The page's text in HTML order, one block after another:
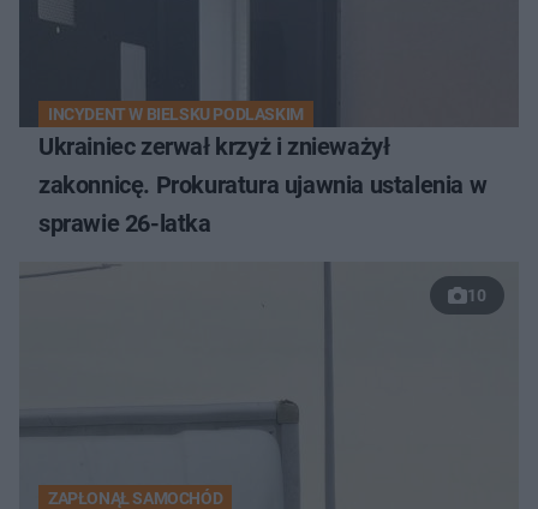
INCYDENT W BIELSKU PODLASKIM
Ukrainiec zerwał krzyż i znieważył
zakonnicę. Prokuratura ujawnia ustalenia w
sprawie 26-latka
10
ZAPŁONĄŁ SAMOCHÓD